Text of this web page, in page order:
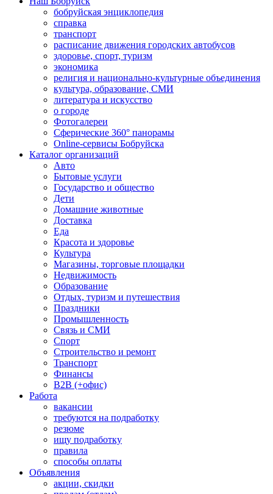
бобруйская энциклопедия
справка
транспорт
расписание движения городских автобусов
здоровье, спорт, туризм
экономика
религия и национально-культурные объединения
культура, образование, СМИ
литература и искусство
о городе
Фотогалереи
Сферические 360° панорамы
Online-сервисы Бобруйска
Каталог организаций
Авто
Бытовые услуги
Государство и общество
Дети
Домашние животные
Доставка
Еда
Красота и здоровье
Культура
Магазины, торговые площадки
Недвижимость
Образование
Отдых, туризм и путешествия
Праздники
Промышленность
Связь и СМИ
Спорт
Строительство и ремонт
Транспорт
Финансы
B2B (+офис)
Работа
вакансии
требуются на подработку
резюме
ищу подработку
правила
способы оплаты
Объявления
акции, скидки